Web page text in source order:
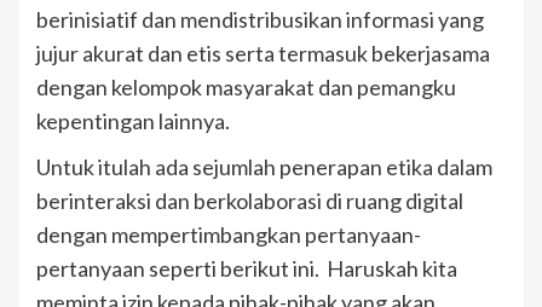
berinisiatif dan mendistribusikan informasi yang
jujur akurat dan etis serta termasuk bekerjasama
dengan kelompok masyarakat dan pemangku
kepentingan lainnya.
Untuk itulah ada sejumlah penerapan etika dalam
berinteraksi dan berkolaborasi di ruang digital
dengan mempertimbangkan pertanyaan-
pertanyaan seperti berikut ini. Haruskah kita